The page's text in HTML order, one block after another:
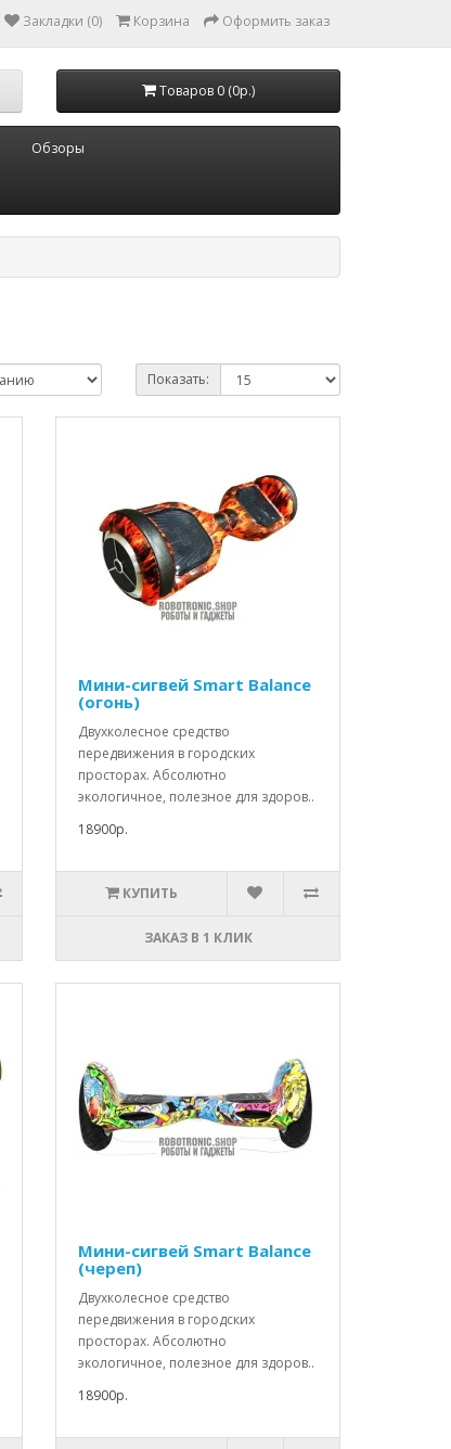
Закладки (0) Корзина Оформить заказ
Товаров 0 (0р.)
Обзоры
Показать:
Мини-сигвей Smart Balance
(огонь)
Двухколесное средство
передвижения в городских
просторах. Абсолютно
экологичное, полезное для здоров..
18900р.
КУПИТЬ
ЗАКАЗ В 1 КЛИК
Мини-сигвей Smart Balance
(череп)
Двухколесное средство
передвижения в городских
просторах. Абсолютно
экологичное, полезное для здоров..
18900р.